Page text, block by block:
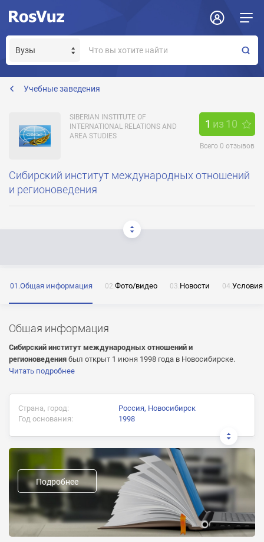
Учебные заведения
SIBERIAN INSTITUTE OF
INTERNATIONAL RELATIONS AND
AREA STUDIES
1 из 10
Всего 0 отзывов
Сибирский институт международных отношений
и регионоведения
Общая информация Фото/видео Новости
Общая информация
Сибирский институт международных отношений и
регионоведения был открыт 1 июня 1998 года в Новосибирске.
Читать подробнее
Страна, город:
Россия, Новосибирск
Год основания:
1998
Документ об окончании:
Диплом государственного образца
Предыдущие названия:
Форма обучения:
очная, заочная, очно-заочная
Подробнее
simor@simor.ru
ОТПРАВИТЬ
Нажимая на кнопку «Отправить» я даю согласие
на обработку моих персональных данных
Нажимая на кнопку «Отправить» я даю согласие
на обработку моих персональных данных